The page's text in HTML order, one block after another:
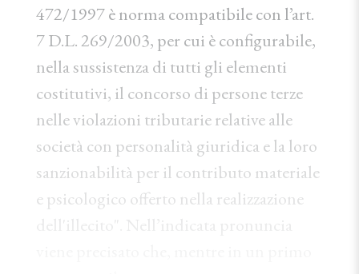
472/1997 è norma compatibile con l’art.
7 D.L. 269/2003, per cui è configurabile,
nella sussistenza di tutti gli elementi
costitutivi, il concorso di persone terze
nelle violazioni tributarie relative alle
società con personalità giuridica e la loro
sanzionabilità per il contributo materiale
e psicologico offerto nella realizzazione